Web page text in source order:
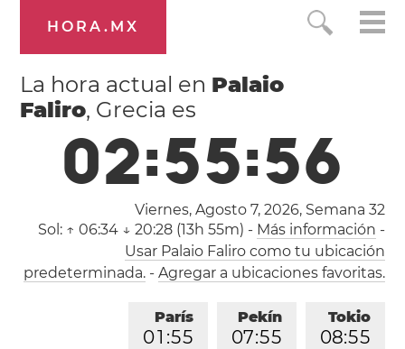
HORA.MX
La hora actual en Palaio
Faliro, Grecia es
02:55:57
Viernes, Agosto 7, 2026, Semana 32
Sol: ↑ 06:34 ↓ 20:28 (13h 55m) - Más información -
Usar Palaio Faliro como tu ubicación
predeterminada.- Agregar a ubicaciones favoritas.
Tokio
08:55
Pekín
07:55
París
01 :55